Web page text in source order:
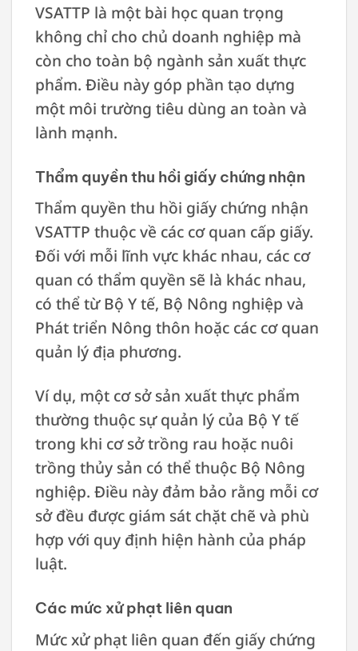
VSATTP là một bài học quan trọng
không chỉ cho chủ doanh nghiệp mà
còn cho toàn bộ ngành sản xuất thực
phẩm. Điều này góp phần tạo dựng
một môi trường tiêu dùng an toàn và
lành mạnh.
Thẩm quyền thu hồi giấy chứng nhận
Thẩm quyền thu hồi giấy chứng nhận
VSATTP thuộc về các cơ quan cấp giấy.
Đối với mỗi lĩnh vực khác nhau, các cơ
quan có thẩm quyền sẽ là khác nhau,
có thể từ Bộ Y tế, Bộ Nông nghiệp và
Phát triển Nông thôn hoặc các cơ quan
quản lý địa phương.
Ví dụ, một cơ sở sản xuất thực phẩm
thường thuộc sự quản lý của Bộ Y tế
trong khi cơ sở trồng rau hoặc nuôi
trồng thủy sản có thể thuộc Bộ Nông
nghiệp. Điều này đảm bảo rằng mỗi cơ
sở đều được giám sát chặt chẽ và phù
hợp với quy định hiện hành của pháp
luật.
Các mức xử phạt liên quan
Mức xử phạt liên quan đến giấy chứng